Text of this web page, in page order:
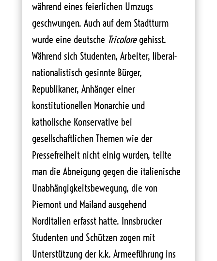
während eines feierlichen Umzugs
geschwungen. Auch auf dem Stadtturm
wurde eine deutsche Tricoloregehisst.
Während sich Studenten, Arbeiter, liberal-
nationalistisch gesinnte Bürger,
Republikaner, Anhänger einer
konstitutionellen Monarchie und
katholische Konservative bei
gesellschaftlichen Themen wie der
Pressefreiheit nicht einig wurden, teilte
man die Abneigung gegen die italienische
Unabhängigkeitsbewegung, die von
Piemont und Mailand ausgehend
Norditalien erfasst hatte. Innsbrucker
Studenten und Schützen zogen mit
Unterstützung der k.k. Armeeführung ins